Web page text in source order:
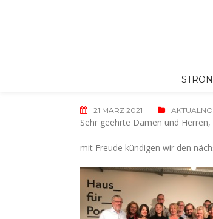
21 MÄRZ 2021
Sehr geehrte Damen und
mit Freude kündigen wir den